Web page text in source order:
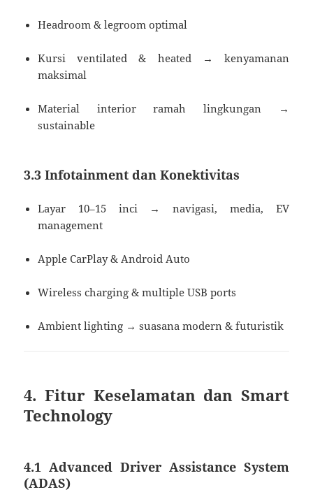
Headroom & legroom optimal
Kursi ventilated & heated → kenyamanan
maksimal
Material interior ramah lingkungan →
sustainable
3.3 Infotainment dan Konektivitas
Layar 10–15 inci → navigasi, media, EV
management
Apple CarPlay & Android Auto
Wireless charging & multiple USB ports
Ambient lighting → suasana modern & futuristik
4. Fitur Keselamatan dan Smart
Technology
4.1 Advanced Driver Assistance System
(ADAS)